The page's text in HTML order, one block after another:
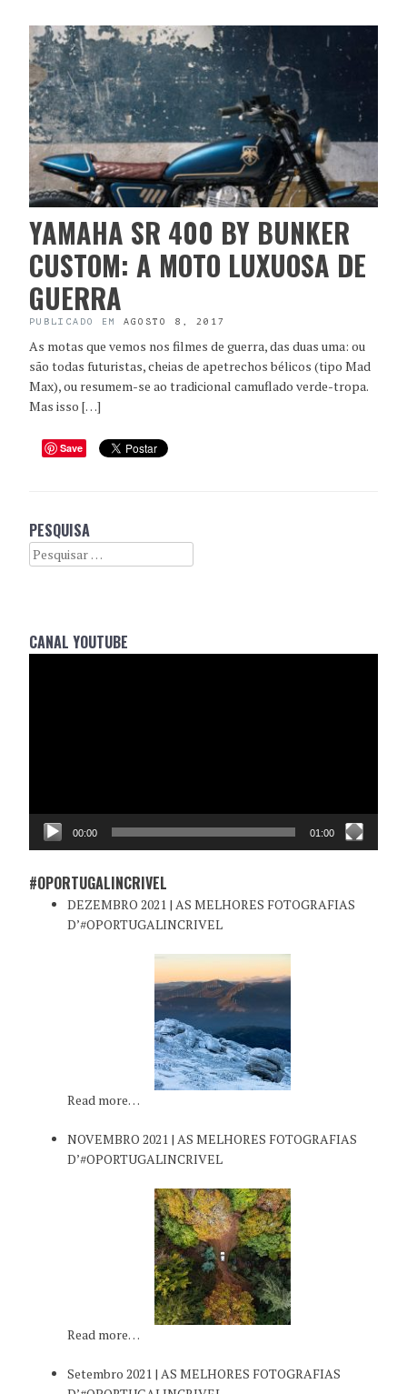
YAMAHA SR 400 BY BUNKER
CUSTOM: A MOTO LUXUOSA DE
GUERRA
PUBLICADO EM AGOSTO 8, 2017
As motas que vemos nos filmes de guerra, das duas uma: ou
são todas futuristas, cheias de apetrechos bélicos (tipo Mad
Max), ou resumem-se ao tradicional camuflado verde-tropa.
Mas isso […]
Save
PESQUISA
Search
CANAL YOUTUBE
00:00 01:00
#OPORTUGALINCRIVEL
DEZEMBRO 2021 | AS MELHORES FOTOGRAFIAS
D’#OPORTUGALINCRIVEL
Read more…
NOVEMBRO 2021 | AS MELHORES FOTOGRAFIAS
D’#OPORTUGALINCRIVEL
Read more…
Setembro 2021 | AS MELHORES FOTOGRAFIAS